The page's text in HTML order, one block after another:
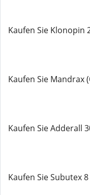
Kaufen Sie Klonopin
Kaufen Sie Mandrax
Kaufen Sie Adderall
Kaufen Sie Subutex